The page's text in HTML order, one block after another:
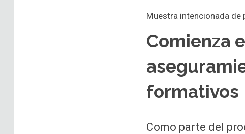
Muestra intencionada
Comienza
formativos
Como parte del